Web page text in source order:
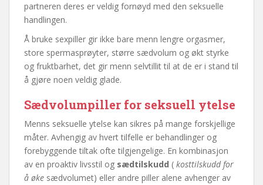
partneren deres er veldig fornøyd med den seksuelle
handlingen.
Å bruke sexpiller gir ikke bare menn lengre orgasmer,
store spermasprøyter, større sædvolum og økt styrke
og fruktbarhet, det gir menn selvtillit til at de er i stand til
å gjøre noen veldig glade.
Sædvolumpiller for seksuell ytelse
Menns seksuelle ytelse kan sikres på mange forskjellige
måter. Avhengig av hvert tilfelle er behandlinger og
forebyggende tiltak ofte tilgjengelige. En kombinasjon
av en proaktiv livsstil og sædtilskudd ( kosttilskudd for
å øke sædvolumet) eller andre piller alene avhenger av